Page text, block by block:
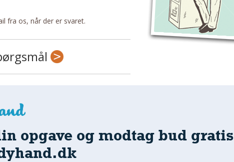
fra os, når der er svaret.
opgave og modtag bud gratis